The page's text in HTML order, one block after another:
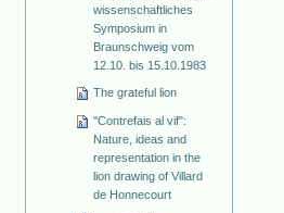
wissenschaftliches
Symposium in
Braunschweig vom
12.10. bis 15.10.1983
The grateful lion
"Contrefais al vif":
Nature, ideas and
representation in the
lion drawing of Villard
de Honnecourt